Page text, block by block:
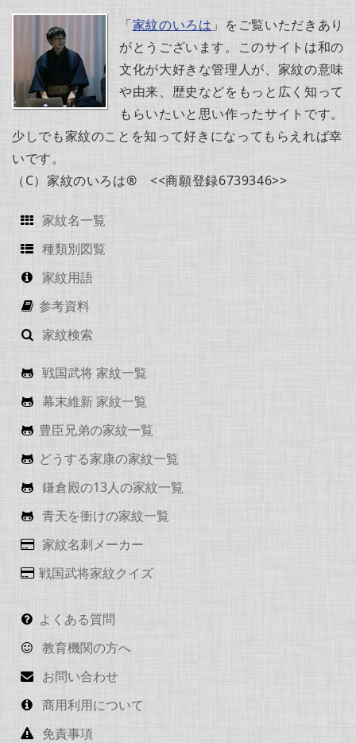
「家紋のいろは 」をご覧いただきあり
がとうございます。このサイトは和の
文化が大好きな管理人が、家紋の意味
や由来、歴史などをもっと広く知って
もらいたいと思い作ったサイトです。
少しでも家紋のことを知って好きになってもらえれば幸
いです。
（C）家紋のいろは® <<商願登録6739346>>
家紋名一覧
種類別図覧
家紋用語
参考資料
家紋検索
戦国武将 家紋一覧
幕末維新 家紋一覧
豊臣兄弟の家紋一覧
どうする家康の家紋一覧
鎌倉殿の13人の家紋一覧
青天を衝けの家紋一覧
家紋名刺メーカー
戦国武将家紋クイズ
よくある質問
教育機関の方へ
お問い合わせ
商用利用について
免責事項